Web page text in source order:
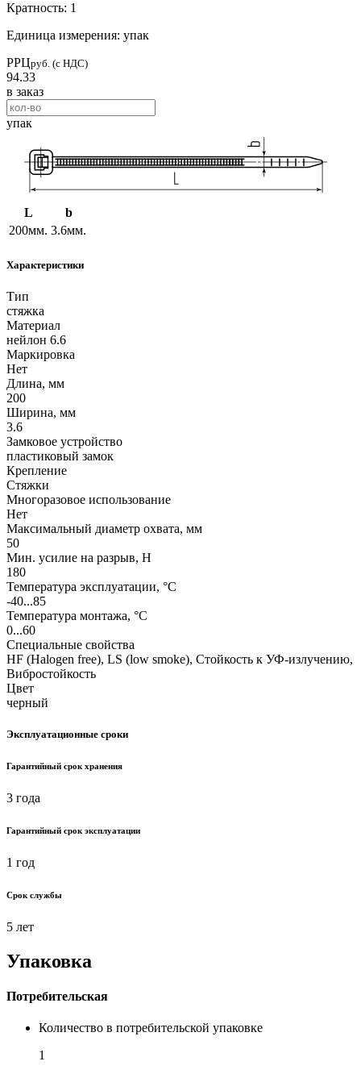
Кратность: 1
Единица измерения: упак
РРЦруб. (с НДС)
94.33
в заказ
упак
L
b
200мм. 3.6мм.
Характеристики
Тип
стяжка
Материал
нейлон 6.6
Маркировка
Нет
Длина, мм
200
Ширина, мм
3.6
Замковое устройство
пластиковый замок
Крепление
Стяжки
Многоразовое использование
Нет
Максимальный диаметр охвата, мм
50
Мин. усилие на разрыв, Н
180
Температура эксплуатации, °C
-40...85
Температура монтажа, °C
0...60
Специальные свойства
HF (Halogen free), LS (low smoke), Стойкость к УФ-излучению,
Вибростойкость
Цвет
черный
Эксплуатационные сроки
Гарантийный срок хранения
3 года
Гарантийный срок эксплуатации
1 год
Срок службы
5 лет
Упаковка
Потребительская
Количество в потребительской упаковке
1